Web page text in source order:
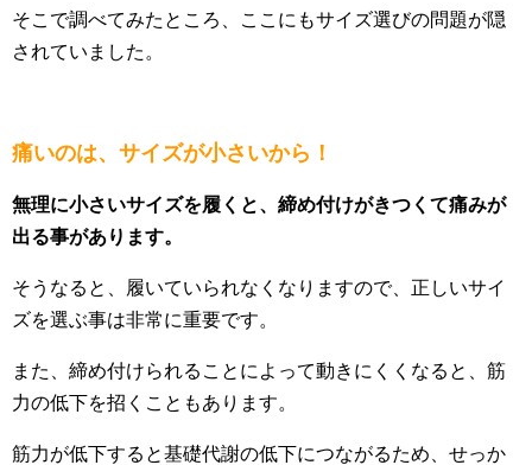
そこで調べてみたところ、ここにもサイズ選びの問題が隠
されていました。
痛いのは、サイズが小さいから！
無理に小さいサイズを履くと、締め付けがきつくて痛みが
出る事があります。
そうなると、履いていられなくなりますので、正しいサイ
ズを選ぶ事は非常に重要です。
また、締め付けられることによって動きにくくなると、筋
力の低下を招くこともあります。
筋力が低下すると基礎代謝の低下につながるため、せっか